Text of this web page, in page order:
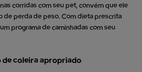
corridas com seu pet, convém que ele
de perda de peso. Com dieta prescrita
programa de caminhadas com seu
de coleira apropriado